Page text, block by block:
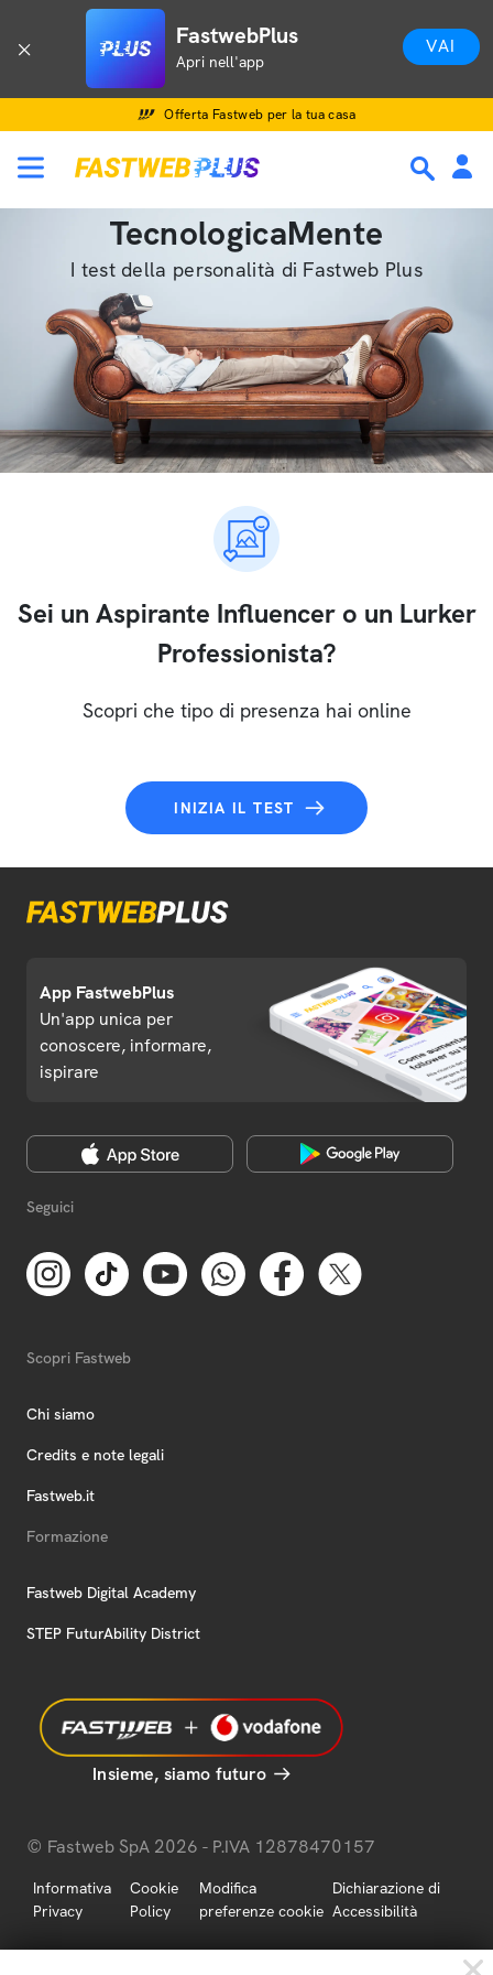
FastwebPlus
Apri nell'app
VAI
Offerta Fastweb per la tua casa
TecnologicaMente
I test della personalità di Fastweb Plus
Sei un Aspirante Influencer o un Lurker
Professionista?
Scopri che tipo di presenza hai online
INIZIA IL TEST
App FastwebPlus
Un'app unica per
conoscere, informare,
ispirare
Seguici
Scopri Fastweb
Chi siamo
Credits e note legali
Fastweb.it
Formazione
Fastweb Digital Academy
STEP FuturAbility District
Insieme, siamo futuro
© Fastweb SpA 2026 - P.IVA 12878470157
Informativa
Privacy
Cookie
Policy
Modifica
preferenze cookie
Dichiarazione di
Accessibilità